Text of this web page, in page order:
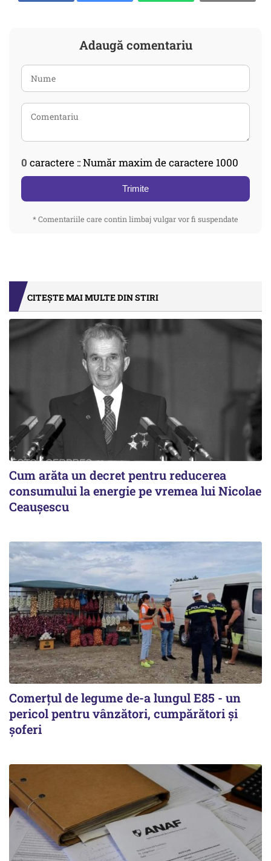
Adaugă comentariu
0 caractere :: Număr maxim de caractere 1000
Trimite
* Comentariile care contin limbaj vulgar vor fi suspendate
CITEȘTE MAI MULTE DIN STIRI
Cum arăta un decret pentru reducerea
consumului la energie pe vremea lui Nicolae
Ceaușescu
Comerțul de legume de-a lungul E85 - un
pericol pentru vânzători, cumpărători și
șoferi